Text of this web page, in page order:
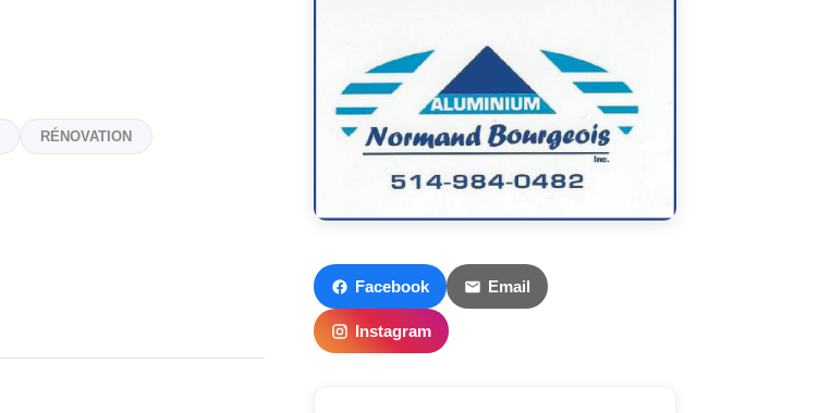
RÉNOVATION
Facebook Email
Instagram